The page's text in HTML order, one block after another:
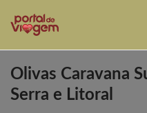
Olivas Caravana
Serra e Litoral